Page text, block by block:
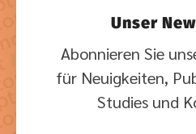
Unser
Abonnieren Sie
für Neuigkeiten,
Studies und